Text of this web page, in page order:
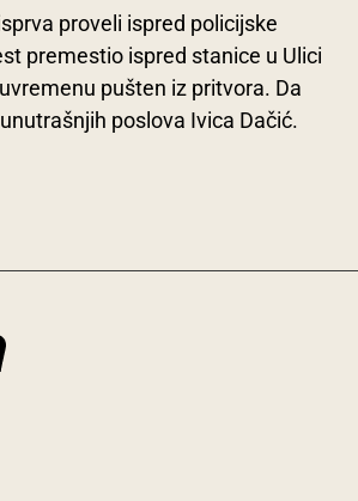
proveli ispred policijske
premestio ispred stanice u Ulici
pušten iz pritvora. Da
poslova Ivica Dačić.